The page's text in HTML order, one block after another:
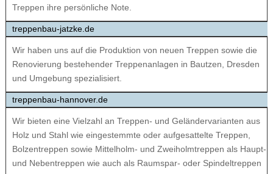
Treppen ihre persönliche Note.
treppenbau-jatzke.de
Wir haben uns auf die Produktion von neuen Treppen sowie die
Renovierung bestehender Treppenanlagen in Bautzen, Dresden
und Umgebung spezialisiert.
treppenbau-hannover.de
Wir bieten eine Vielzahl an Treppen- und Geländervarianten aus
Holz und Stahl wie eingestemmte oder aufgesattelte Treppen,
Bolzentreppen sowie Mittelholm- und Zweiholmtreppen als Haupt-
und Nebentreppen wie auch als Raumspar- oder Spindeltreppen